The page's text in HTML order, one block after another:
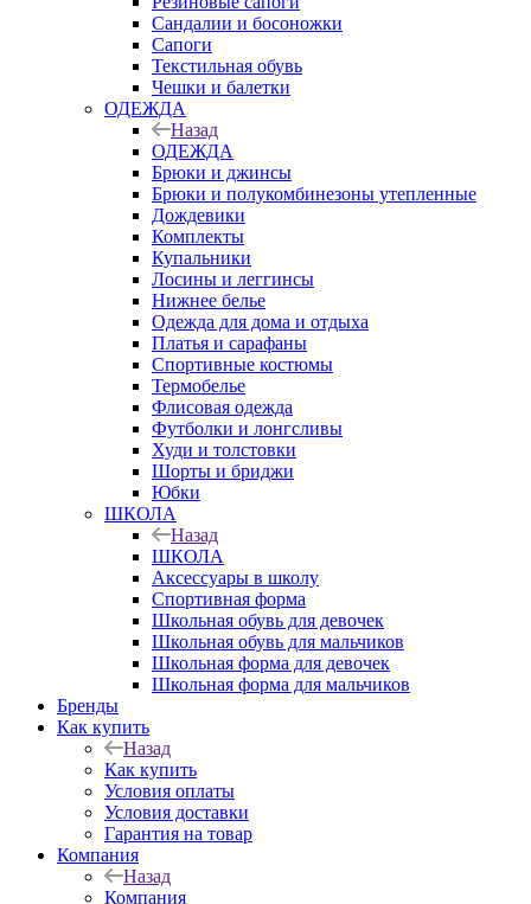
Сандалии и босоножки
Сапоги
Текстильная обувь
Чешки и балетки
ОДЕЖДА
Назад
ОДЕЖДА
Брюки и джинсы
Брюки и полукомбинезоны утепленные
Дождевики
Комплекты
Купальники
Лосины и леггинсы
Нижнее белье
Одежда для дома и отдыха
Платья и сарафаны
Спортивные костюмы
Термобелье
Флисовая одежда
Футболки и лонгсливы
Худи и толстовки
Шорты и бриджи
Юбки
ШКОЛА
Назад
ШКОЛА
Аксессуары в школу
Спортивная форма
Школьная обувь для девочек
Школьная обувь для мальчиков
Школьная форма для девочек
Школьная форма для мальчиков
Бренды
Как купить
Назад
Как купить
Условия оплаты
Условия доставки
Гарантия на товар
Компания
Назад
Компания